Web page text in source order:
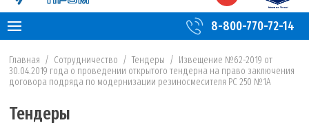
8-800-770-72-14
Главная / Сотрудничество / Тендеры / Извещение №62-2019 от
30.04.2019 года о проведении открытого тендерна на право заключения
договора подряда по модернизации резиносмесителя РС 250 №1А
Тендеры